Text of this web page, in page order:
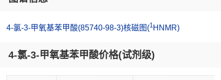
4-氯-3-甲氧基苯甲酸(85740-98-3)核磁图(1HNMR)
4-氯-3-甲氧基苯甲酸价格(试剂级)